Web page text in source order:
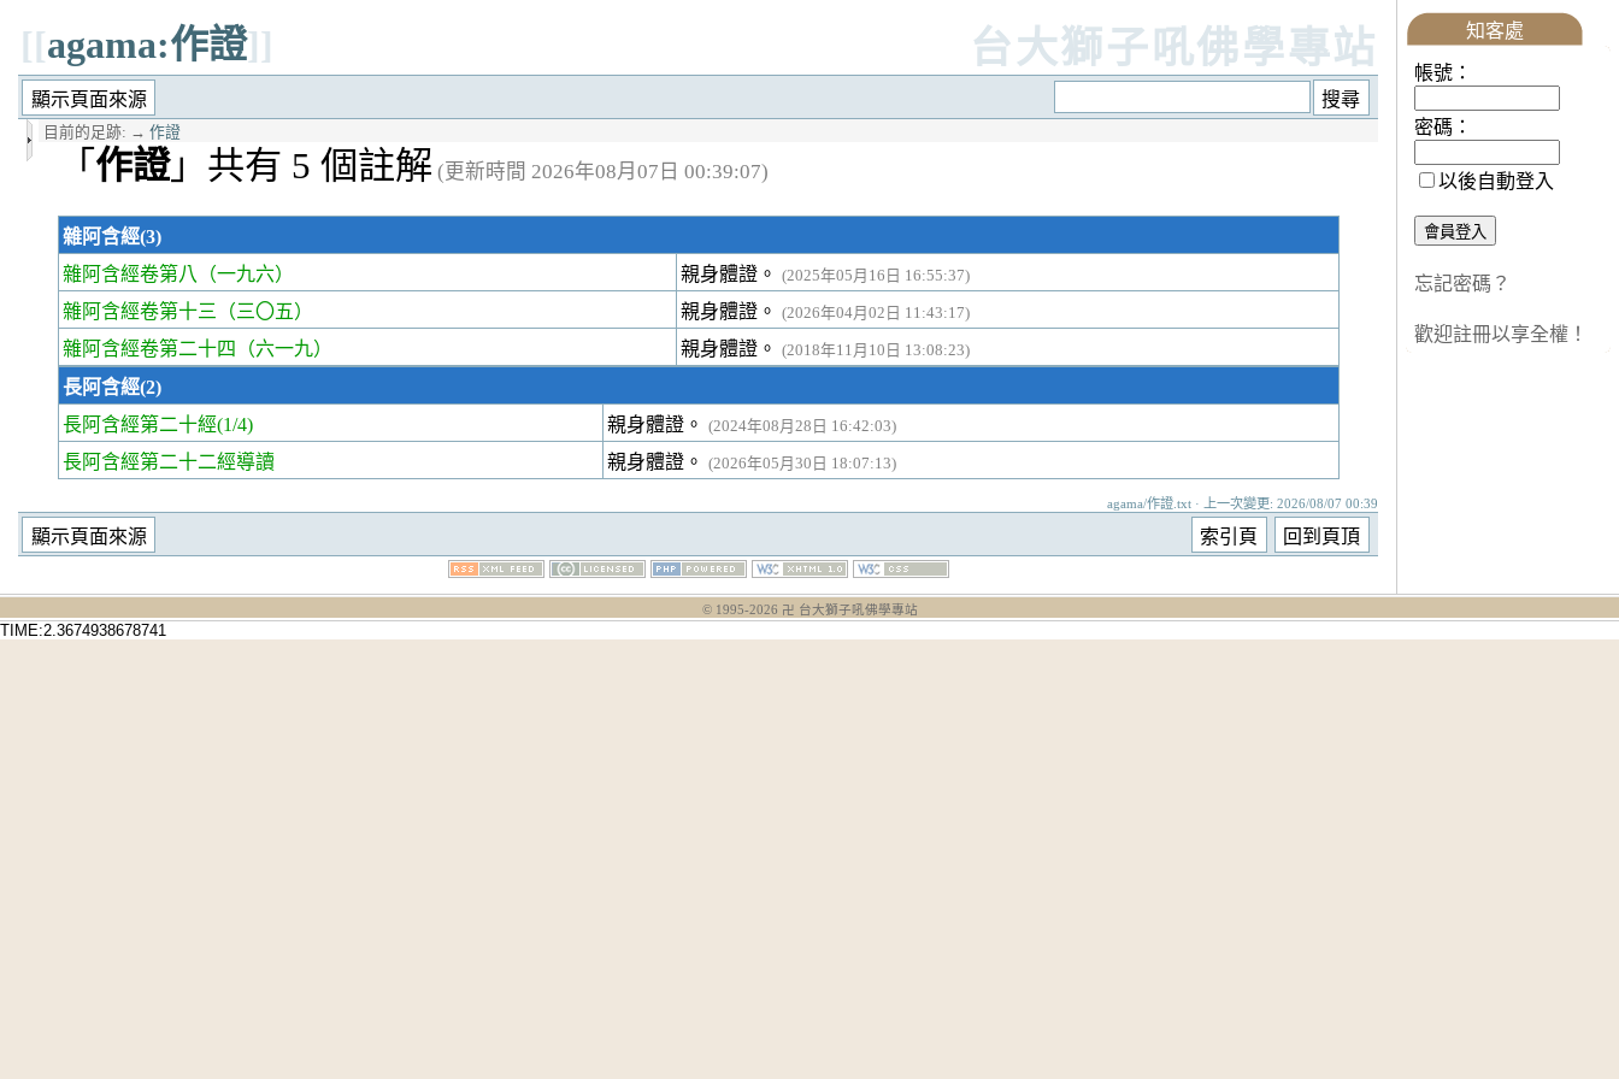
[[agama:作證]] 台大獅子吼佛學專站
目前的足跡: → 作證
「 作證」共有 5 個註解 (更新時間 2026年08月07日 00:39:07)
雜阿含經(3)
雜阿含經卷第八
（一九六） 親身體證。 (2025年05月16日 16:55:37)
雜阿含經卷第十三 （三〇五） 親身體證。 (2026年04月02日 11:43:17)
雜阿含經卷第二十四 （六一九） 親身體證。 (2018年11月10日 13:08:23)
長阿含經(2)
長阿含經第二十經(1/4) 親身體證。 (2024年08月28日 16:42:03)
長阿含經第二十二經導讀 親身體證。 (2026年05月30日 18:07:13)
agama/作證.txt · 上一次變更: 2026/08/07 00:39
知客處
帳號：
密碼：
以後自動登入
忘記密碼？
歡迎註冊以享全權！
© 1995-2026 卍 台大獅子吼佛學專站
TIME:2.3674938678741